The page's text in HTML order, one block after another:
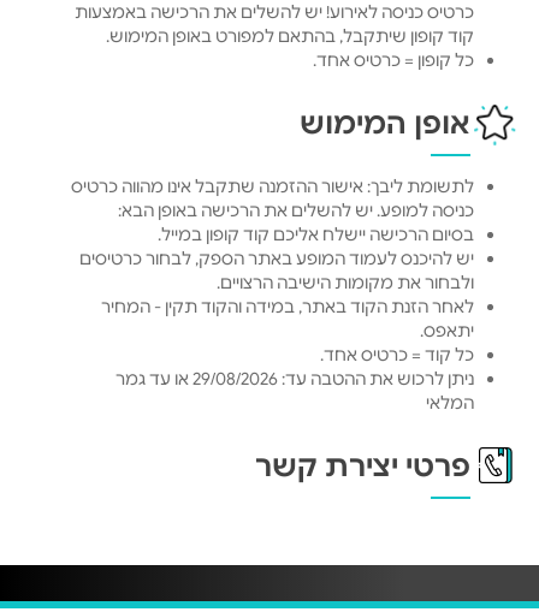
כרטיס כניסה לאירוע! יש להשלים את הרכישה באמצעות
קוד קופון שיתקבל, בהתאם למפורט באופן המימוש.
כל קופון = כרטיס אחד.
אופן המימוש
לתשומת ליבך: אישור ההזמנה שתקבל אינו מהווה כרטיס
כניסה למופע. יש להשלים את הרכישה באופן הבא:
בסיום הרכישה יישלח אליכם קוד קופון במייל.
יש להיכנס לעמוד המופע באתר הספק, לבחור כרטיסים
ולבחור את מקומות הישיבה הרצויים.
לאחר הזנת הקוד באתר, במידה והקוד תקין - המחיר
יתאפס.
כל קוד = כרטיס אחד.
ניתן לרכוש את ההטבה עד: 29/08/2026 או עד גמר
המלאי
פרטי יצירת קשר